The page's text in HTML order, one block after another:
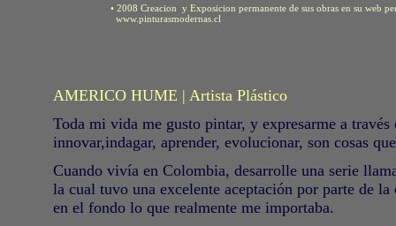
• 2008 Creacion y Exposicion permanente de sus obras en su web
www.pinturasmodernas.cl
AMERICO HUME | Artista Plástico
Toda mi vida me gusto pintar, y expresarme a
innovar,indagar, aprender, evolucionar, son cosas
Cuando vivía en Colombia, desarrolle una serie
la cual tuvo una excelente aceptación por parte de
en el fondo lo que realmente me importaba.